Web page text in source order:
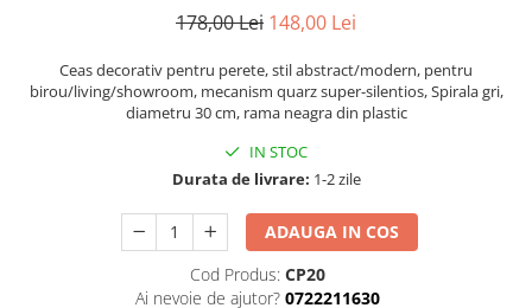
Tricou personalizat cu imaginea
sau textul tau
Tricouri familie
Tricouri drumetii
Tricouri pescari
Tricouri gameri
178,00 Lei 148,00 Lei
Ceas decorativ pentru perete, stil abstract/modern, pentru
birou/living/showroom, mecanism quarz super-silentios, Spirala gri,
diametru 30 cm, rama neagra din plastic
IN STOC
Durata de livrare: 1-2 zile
ADAUGA IN COS
Cod Produs: CP20
Ai nevoie de ajutor? 0722211630